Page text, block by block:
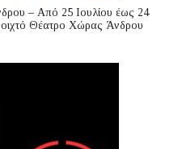
– Από 25 Ιουλίου έως 24
Θέατρο Χώρας Άνδρου